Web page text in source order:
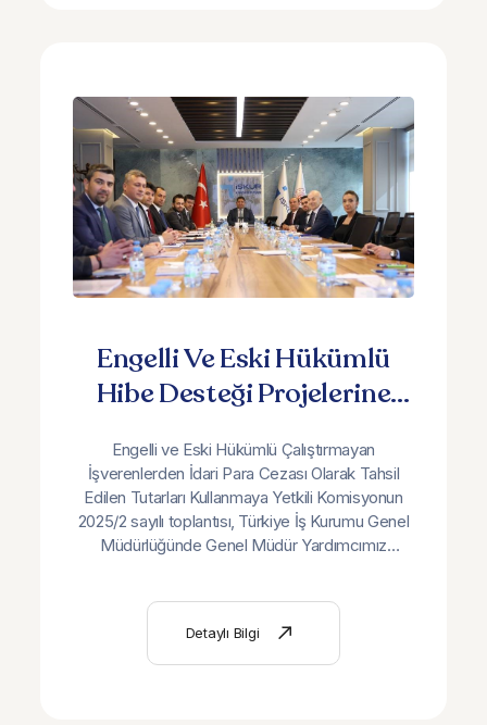
Engelli Ve Eski Hükümlü
Hibe Desteği Projelerine
Toplantısı Gerçekleştirildi
Engelli ve Eski Hükümlü Çalıştırmayan
İşverenlerden İdari Para Cezası Olarak Tahsil
Edilen Tutarları Kullanmaya Yetkili Komisyonun
2025/2 sayılı toplantısı, Türkiye İş Kurumu Genel
Müdürlüğünde Genel Müdür Yardımcımız
Detaylı Bilgi